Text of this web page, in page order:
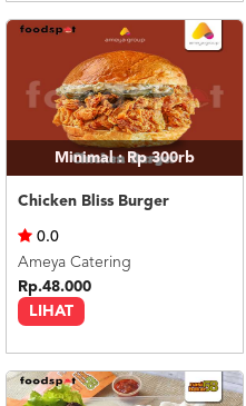
Minimal : Rp 300rb
Chicken Bliss Burger
LIHAT
0.0
Ameya Catering
Rp.48.000